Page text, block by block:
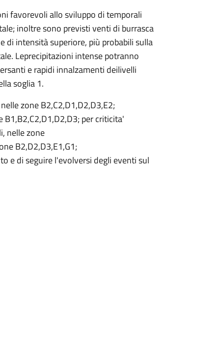
favorevoli allo sviluppo di temporali
inoltre sono previsti venti di burrasca
intensità superiore, più probabili sulla
Leprecipitazioni intense potranno
e rapidi innalzamenti deilivelli
soglia 1.
zone B2,C2,D1,D2,D3,E2;
B1,B2,C2,D1,D2,D3; per criticita'
nelle zone
B2,D2,D3,E1,G1;
e di seguire l'evolversi degli eventi sul